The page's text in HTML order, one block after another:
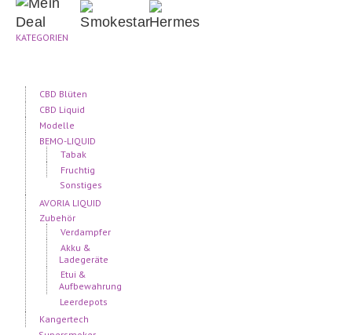
KATEGORIEN
CBD Blüten
CBD Liquid
Modelle
BEMO-LIQUID
Tabak
Fruchtig
Sonstiges
AVORIA LIQUID
Zubehör
Verdampfer
Akku &
Ladegeräte
Etui &
Aufbewahrung
Leerdepots
Kangertech